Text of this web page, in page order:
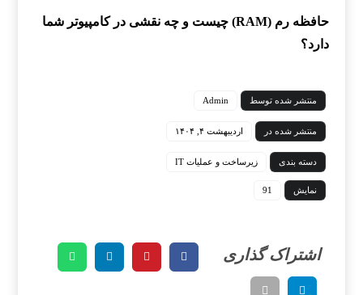
حافظه رم (RAM) چیست و چه نقشی در کامپیوتر شما
دارد؟
منتشر شده توسط Admin
منتشر شده در اردیبهشت ۴, ۱۴۰۴
دسته بندی زیرساخت و عملیات IT
نمایش 91